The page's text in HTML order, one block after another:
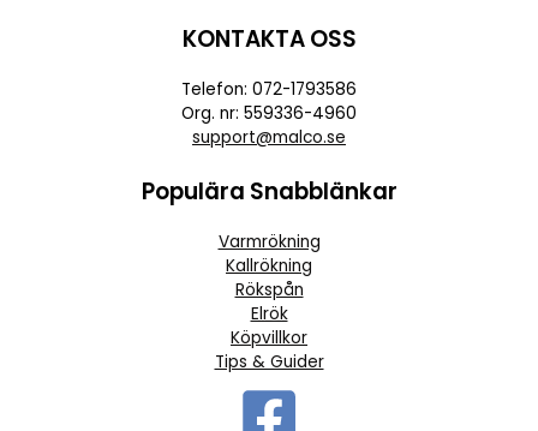
KONTAKTA OSS
Telefon: 072-1793586
Org. nr: 559336-4960
support@malco.se
Populära Snabblänkar
Varmrökning
Kallrökning
Rökspån
Elrök
Köpvillkor
Tips & Guider